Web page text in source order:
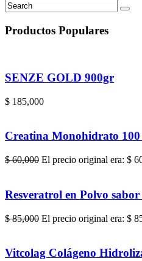
Productos Populares
SENZE GOLD 900gr
$ 185,000
Creatina Monohidrato
$60,000 El precio original era: $
Resveratrol en Polvo
$85,000 El precio original era: $
Vitcolag Colágeno